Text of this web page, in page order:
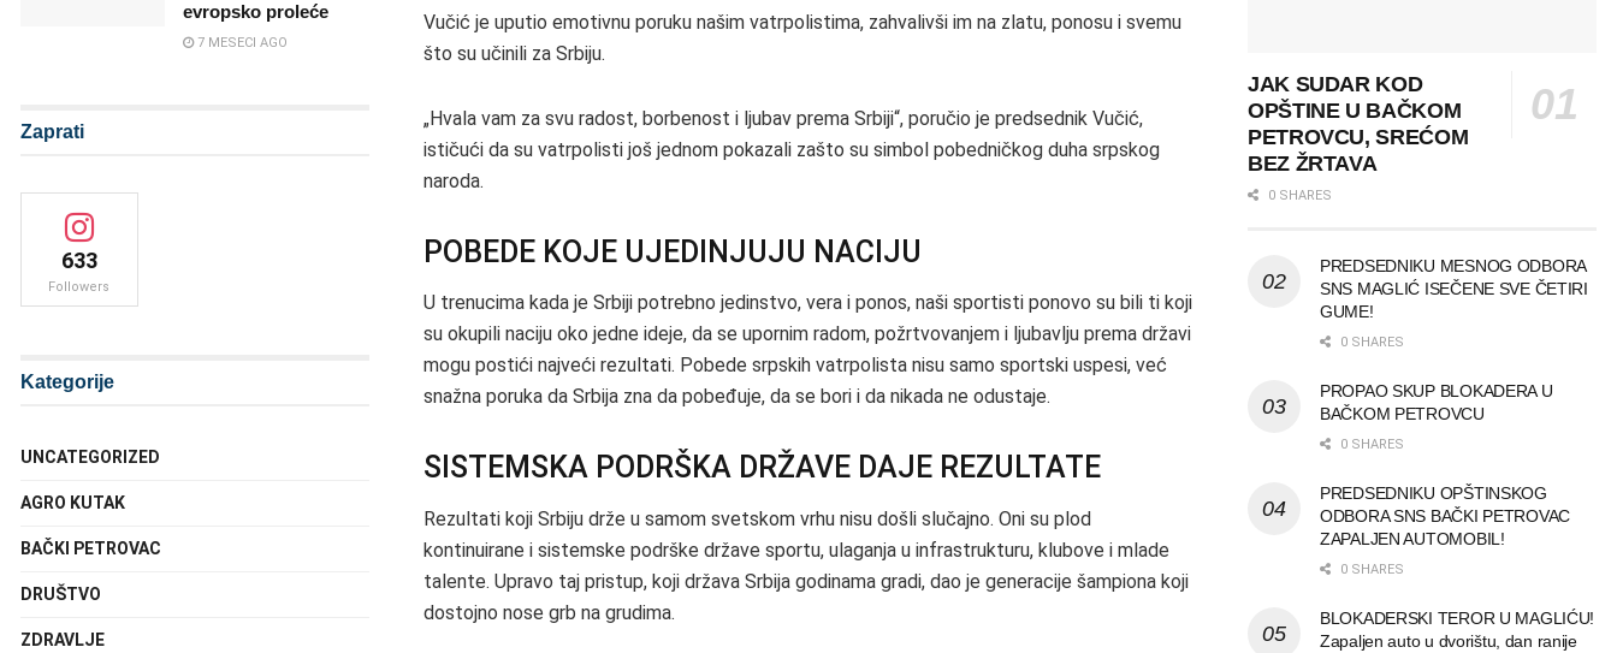
Vučić je uputio emotivnu poruku našim vatrpolistima, zahvalivši im na zlatu, ponosu i svemu
što su učinili za Srbiju.
„Hvala vam za svu radost, borbenost i ljubav prema Srbiji“, poručio je predsednik Vučić,
ističući da su vatrpolisti još jednom pokazali zašto su simbol pobedničkog duha srpskog
naroda.
POBEDE KOJE UJEDINJUJU NACIJU
U trenucima kada je Srbiji potrebno jedinstvo, vera i ponos, naši sportisti ponovo su bili ti koji
su okupili naciju oko jedne ideje, da se upornim radom, požrtvovanjem i ljubavlju prema državi
mogu postići najveći rezultati. Pobede srpskih vatrpolista nisu samo sportski uspesi, već
snažna poruka da Srbija zna da pobeđuje, da se bori i da nikada ne odustaje.
SISTEMSKA PODRŠKA DRŽAVE DAJE REZULTATE
Rezultati koji Srbiju drže u samom svetskom vrhu nisu došli slučajno. Oni su plod
kontinuirane i sistemske podrške države sportu, ulaganja u infrastrukturu, klubove i mlade
talente. Upravo taj pristup, koji država Srbija godinama gradi, dao je generacije šampiona koji
dostojno nose grb na grudima.
evropsko proleće
7 MESECI AGO
Zaprati
633
Followers
Kategorije
UNCATEGORIZED
AGRO KUTAK
BAČKI PETROVAC
DRUŠTVO
ZDRAVLJE
JAK SUDAR KOD
OPŠTINE U BAČKOM
PETROVCU, SREĆOM
BEZ ŽRTAVA
0 SHARES
PREDSEDNIKU MESNOG ODBORA
SNS MAGLIĆ ISEČENE SVE ČETIRI
GUME!
0 SHARES
PROPAO SKUP BLOKADERA U
BAČKOM PETROVCU
0 SHARES
PREDSEDNIKU OPŠTINSKOG
ODBORA SNS BAČKI PETROVAC
ZAPALJEN AUTOMOBIL!
0 SHARES
BLOKADERSKI TEROR U MAGLIĆU!
Zapaljen auto u dvorištu, dan ranije